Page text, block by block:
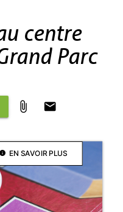
centre
Parc
attach_file mail
info EN SAVOIR PLUS